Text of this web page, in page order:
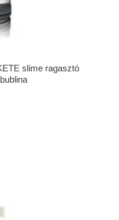
slime ragasztó